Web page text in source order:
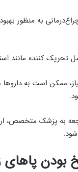
چراغ‌درمانی به منظور
ممکن است به
به پزشک متخصص،
بودن پاهای